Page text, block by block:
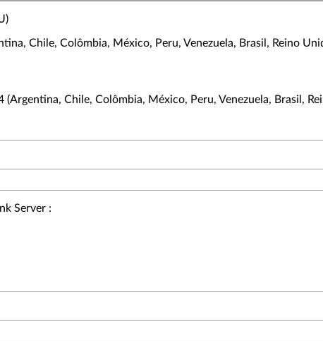
Chile, Colômbia, México, Peru, Venezuela, Brasil, Reino
Chile, Colômbia, México, Peru, Venezuela, Brasil,
Server :